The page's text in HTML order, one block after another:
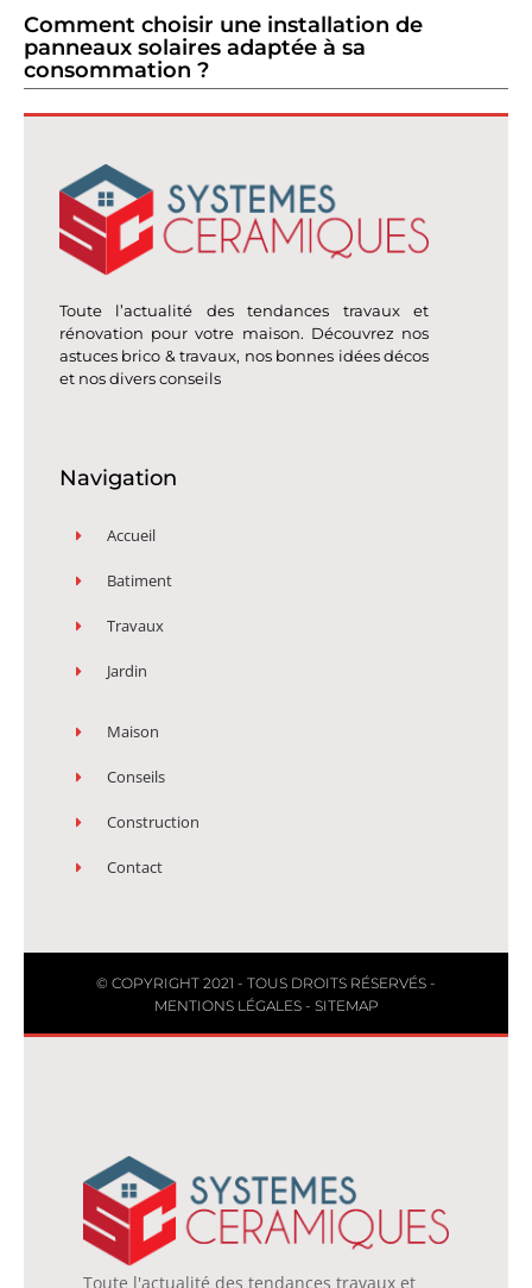
Comment choisir une installation de
panneaux solaires adaptée à sa
consommation ?
Toute l’actualité des tendances travaux et
rénovation pour votre maison. Découvrez nos
astuces brico & travaux, nos bonnes idées décos
et nos divers conseils
Navigation
Accueil
Batiment
Travaux
Jardin
Maison
Conseils
Construction
Contact
© COPYRIGHT 2021 - TOUS DROITS RÉSERVÉS -
MENTIONS LÉGALES- SITEMAP
Toute l'actualité des tendances travaux et